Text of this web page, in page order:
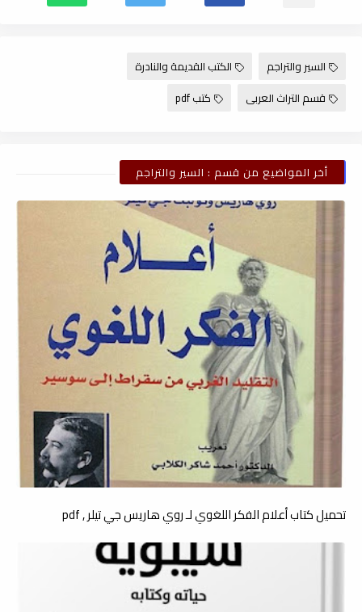
السير والتراجم
الكتب القديمة والنادرة
قسم التراث العربى
كتب pdf
أخر المواضيع من قسم : السير والتراجم
تحميل كتاب أعلام الفكر اللغوي لـ روي هاريس جي تيلر , pdf